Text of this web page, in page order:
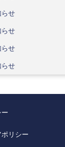
らせ
らせ
らせ
らせ
リシー